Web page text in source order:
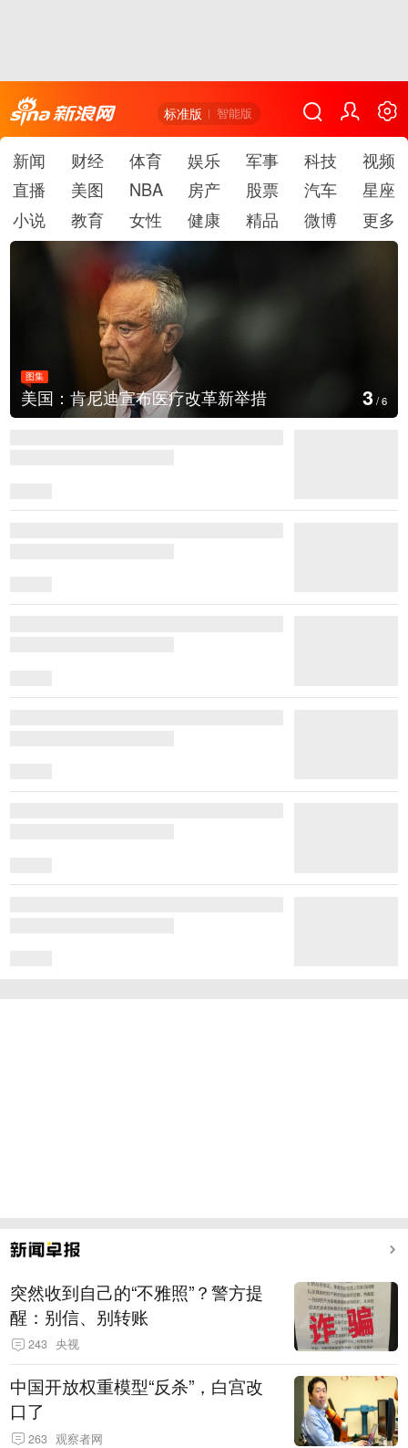
标准版 智能版
新闻 财经 体育 娱乐 军事 科技
视频
直播
美图 NBA 房产 股票 汽车
星座
小说
教育 女性 健康 精品 微博 更多
图集
美国：肯尼迪宣布医疗改革新举措 3 /6
突然收到自己的“不雅照”？警方提
醒：别信、别转账
243 央视
中国开放权重模型“反杀”，白宫改
口了
263 观察者网